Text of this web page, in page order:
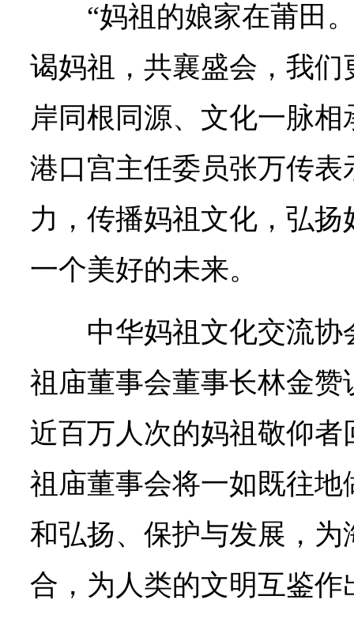
“妈祖的娘家在莆田
谒妈祖，共襄盛会，我
岸同根同源、文化一脉
港口宫主任委员张万传
力，传播妈祖文化，弘
一个美好的未来。
中华妈祖文化交流
祖庙董事会董事长林金
近百万人次的妈祖敬仰
祖庙董事会将一如既往
和弘扬、保护与发展，
合，为人类的文明互鉴作